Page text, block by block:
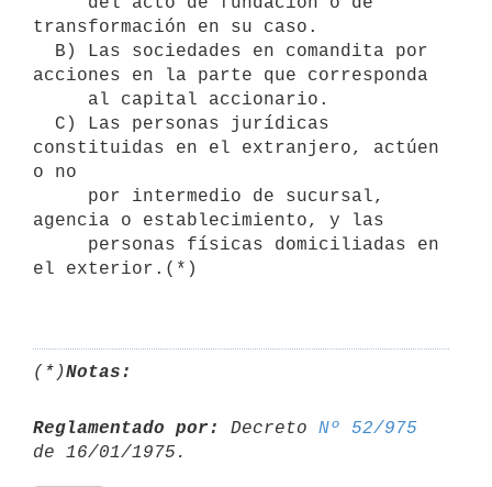
transformación en su caso.
acciones en la parte que corresponda
constituidas en el extranjero, actúen
o no
agencia o establecimiento, y las
el exterior.(*)
(*)Notas:
Reglamentado por: Decreto Nº 52/975